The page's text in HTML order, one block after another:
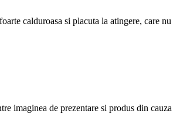
calduroasa si placuta la atingere, care
imaginea de prezentare si produs din